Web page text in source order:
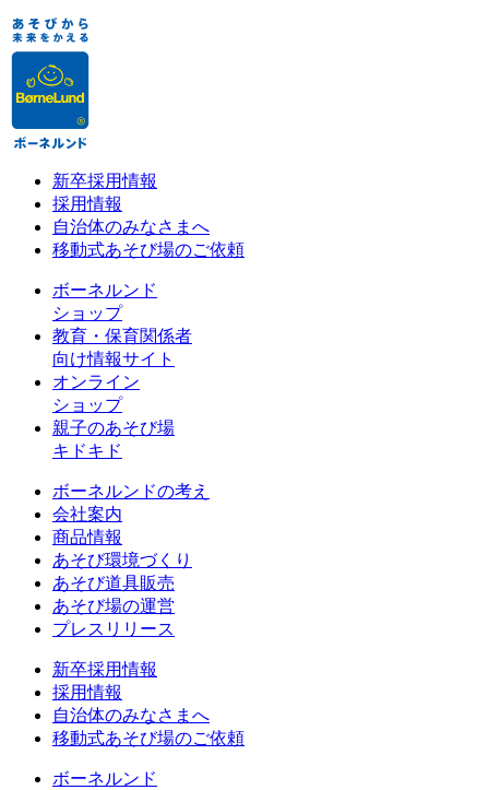
新卒採用情報
採用情報
自治体のみなさまへ
移動式あそび場のご依頼
ボーネルンド
ショップ
教育・保育関係者
向け情報サイト
オンライン
ショップ
親子のあそび場
キドキド
ボーネルンドの考え
会社案内
商品情報
あそび環境づくり
あそび道具販売
あそび場の運営
プレスリリース
新卒採用情報
採用情報
自治体のみなさまへ
移動式あそび場のご依頼
ボーネルンド